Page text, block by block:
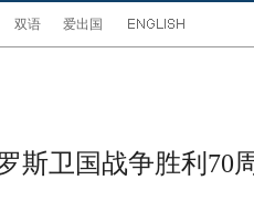
双语 爱出国
斯卫国战争胜利70